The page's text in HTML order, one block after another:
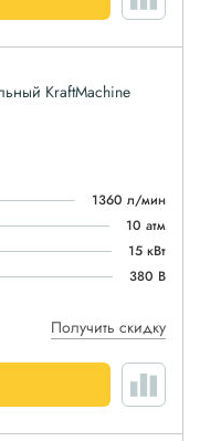
KraftMachine
1360 л/мин
10 атм
15 кВт
380 В
Получить скидку